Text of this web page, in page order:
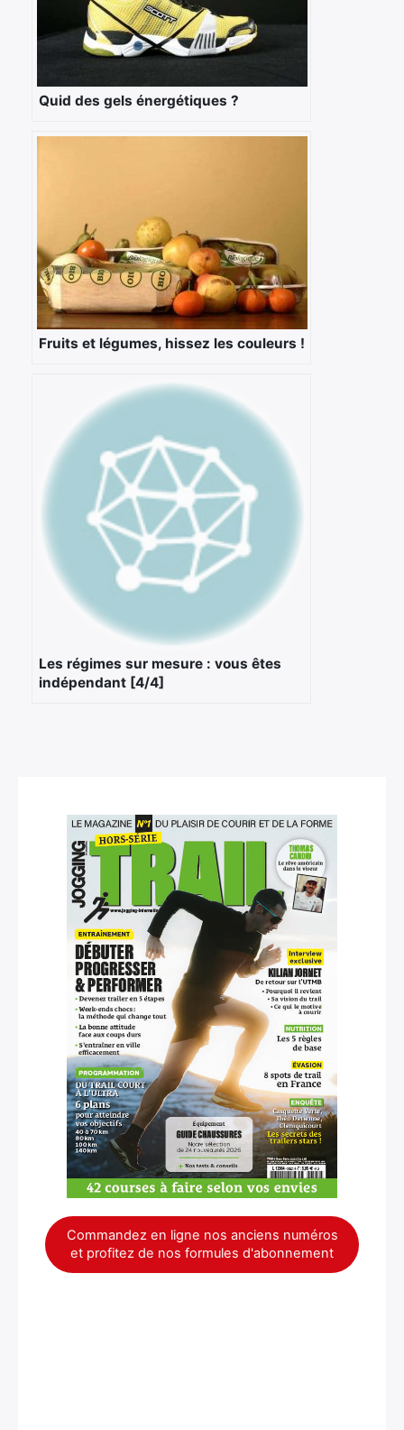
Quid des gels énergétiques ?
Fruits et légumes, hissez les couleurs !
Les régimes sur mesure : vous êtes
indépendant [4/4]
Commandez en ligne nos anciens numéros
et profitez de nos formules d'abonnement